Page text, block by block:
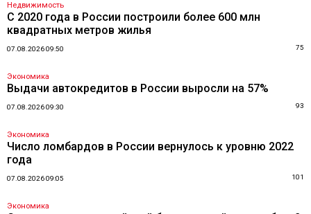
Недвижимость
С 2020 года в России построили более 600 млн
квадратных метров жилья
07.08.2026 09:50 75
Экономика
Выдачи автокредитов в России выросли на 57%
07.08.2026 09:30 93
Экономика
Число ломбардов в России вернулось к уровню 2022
года
07.08.2026 09:05 101
Экономика